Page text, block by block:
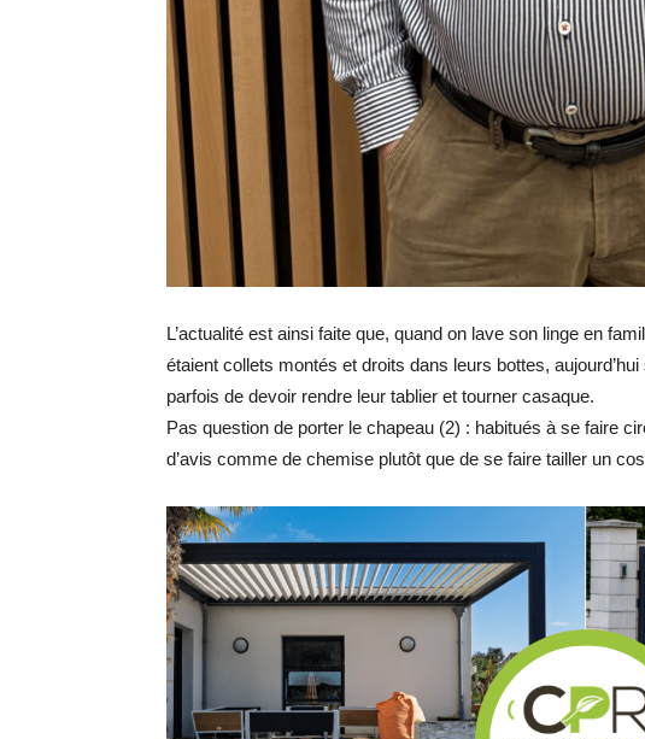
L’actualité est ainsi faite que, quand on lave son linge en
étaient collets montés et droits dans leurs bottes,
parfois de devoir rendre leur tablier et tourner casaque.
Pas question de porter le chapeau (2) : habitués à se faire
d’avis comme de chemise plutôt que de se faire tailler un